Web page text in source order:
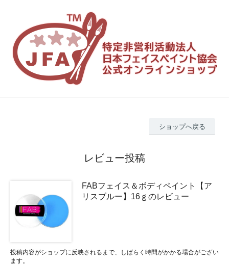
ショップへ戻る
レビュー投稿
FABフェイス＆ボディペイント【ア
リスブルー】16ｇのレビュー
投稿内容がショップに反映されるまで、しばらく時間がかかる場合がござい
ます。